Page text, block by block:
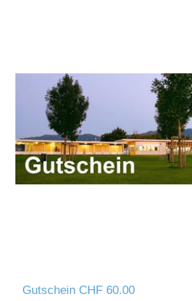
Gutschein CHF 60.00